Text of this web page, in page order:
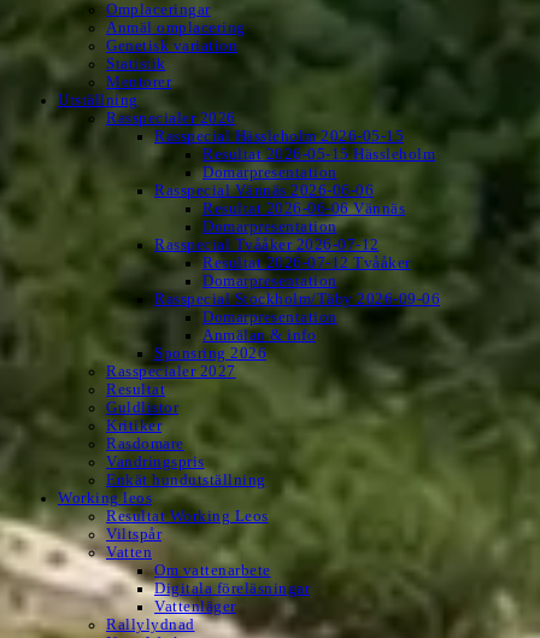
Omplaceringar
Anmäl omplacering
Genetisk variation
Statistik
Mentorer
Utställning
Rasspecialer 2026
Rasspecial Hässleholm 2026-05-15
Resultat 2026-05-15 Hässleholm
Domarpresentation
Rasspecial Vännäs 2026-06-06
Resultat 2026-06-06 Vännäs
Domarpresentation
Rasspecial Tvååker 2026-07-12
Resultat 2026-07-12 Tvååker
Domarpresentation
Rasspecial Stockholm/Täby 2026-09-06
Domarpresentation
Anmälan & info
Sponsring 2026
Rasspecialer 2027
Resultat
Guldlistor
Kritiker
Rasdomare
Vandringspris
Enkät hundutställning
Working leos
Resultat Working Leos
Viltspår
Vatten
Om vattenarbete
Digitala föreläsningar
Vattenläger
Rallylydnad